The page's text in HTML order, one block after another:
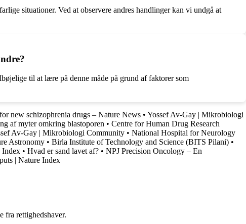
situationer. Ved at observere andres handlinger kan vi undgå at
til at lære på denne måde på grund af faktorer som
new schizophrenia drugs – Nature News • Yossef Av-Gay | Mikrobiologi
af myter omkring blastoporen • Centre for Human Drug Research
Av-Gay | Mikrobiologi Community • National Hospital for Neurology
Astronomy • Birla Institute of Technology and Science (BITS Pilani) •
Index • Hvad er sand lavet af? • NPJ Precision Oncology – En
| Nature Index
fra rettighedshaver.